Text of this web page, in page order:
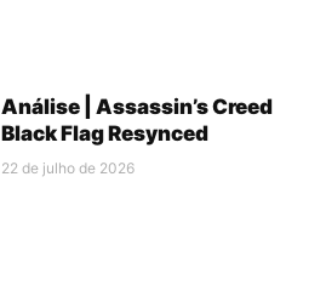
Análise | Assassin’s Creed
Black Flag Resynced
22 de julho de 2026